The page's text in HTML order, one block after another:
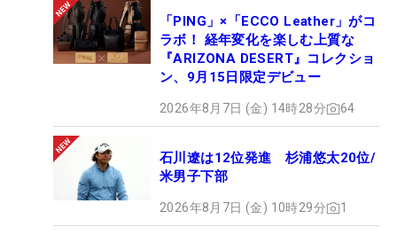
「PING」×「ECCO Leather」がコ
ラボ！ 経年変化を楽しむ上質な
『ARIZONA DESERT』コレクショ
ン、9月15日限定デビュー
2026年8月7日 (金) 14時28分 64
石川遼は12位発進 杉浦悠太20位/
米男子下部
2026年8月7日 (金) 10時29分 1